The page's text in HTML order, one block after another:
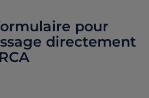
pour
directement